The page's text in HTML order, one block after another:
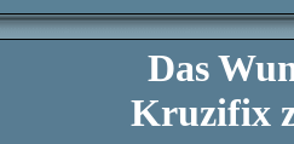
Das
Kruzifix